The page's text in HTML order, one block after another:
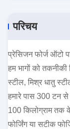
परिचय
प्रेसिजन फोर्ज ऑटो
हम भागों को
स्टील, मिश्र धातु
हमारे पास 300 टन
100 किलोग्राम तक
फोर्जिंग या सटीक